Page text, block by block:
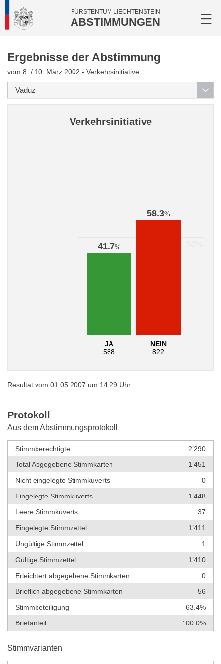
FÜRSTENTUM LIECHTENSTEIN
ABSTIMMUNGEN
Ergebnisse der Abstimmung
vom 8. / 10. März 2002 - Verkehrsinitiative
Verkehrsinitiative
41.7%
JA
588
58.3%
NEIN
822
Resultat vom 01.05.2007 um 14:29 Uhr
Protokoll
Aus dem Abstimmungsprotokoll
Stimmberechtigte
2’290
Total Abgegebene Stimmkarten
1’451
Nicht eingelegte Stimmkuverts
0
Eingelegte Stimmkuverts
1’448
Leere Stimmkuverts
37
Eingelegte Stimmzettel
1’411
Ungültige Stimmzettel
1
Gültige Stimmzettel
1’410
Erleichtert abgegebene Stimmkarten
0
Brieflich abgegebene Stimmkarten
56
Stimmbeteiligung
63.4%
Briefanteil
100.0%
Stimmvarianten